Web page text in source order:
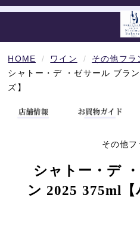
HOME ワイン
その他フラ
シャトー・デ ・ゼサール ブラ
ズ】
その他フ
シャトー・デ
ン 2025 375ml【